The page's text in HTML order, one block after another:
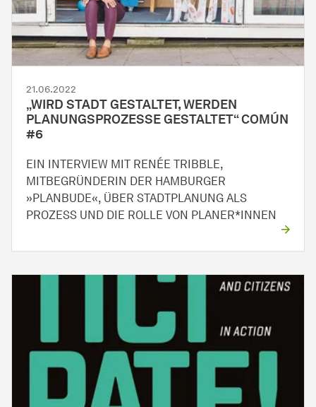
21.06.2022
„WIRD STADT GESTALTET, WERDEN
PLANUNGSPROZESSE GESTALTET“ COMÚN
#6
EIN INTERVIEW MIT RENÉE TRIBBLE,
MITBEGRÜNDERIN DER HAMBURGER
»PLANBUDE«, ÜBER STADTPLANUNG ALS
PROZESS UND DIE ROLLE VON PLANER*INNEN